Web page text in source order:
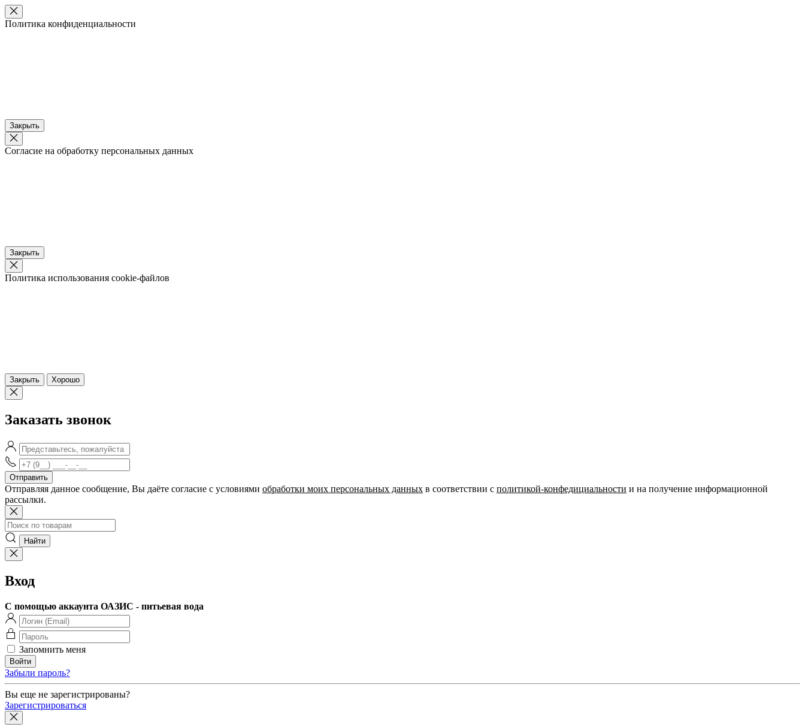
Политика конфиденциальности
Закрыть
Согласие на обработку персональных данных
Закрыть
Политика использования cookie-файлов
Закрыть Хорошо
Заказать звонок
Отправляя данное сообщение, Вы даёте согласие c условиями обработки моих персональных данных в соответствии с политикой-конфедициальности и на получение информационной
рассылки.
Вход
С помощью аккаунта ОАЗИС - питьевая вода
Запомнить меня
Забыли пароль?
Вы еще не зарегистрированы?
Зарегистрироваться